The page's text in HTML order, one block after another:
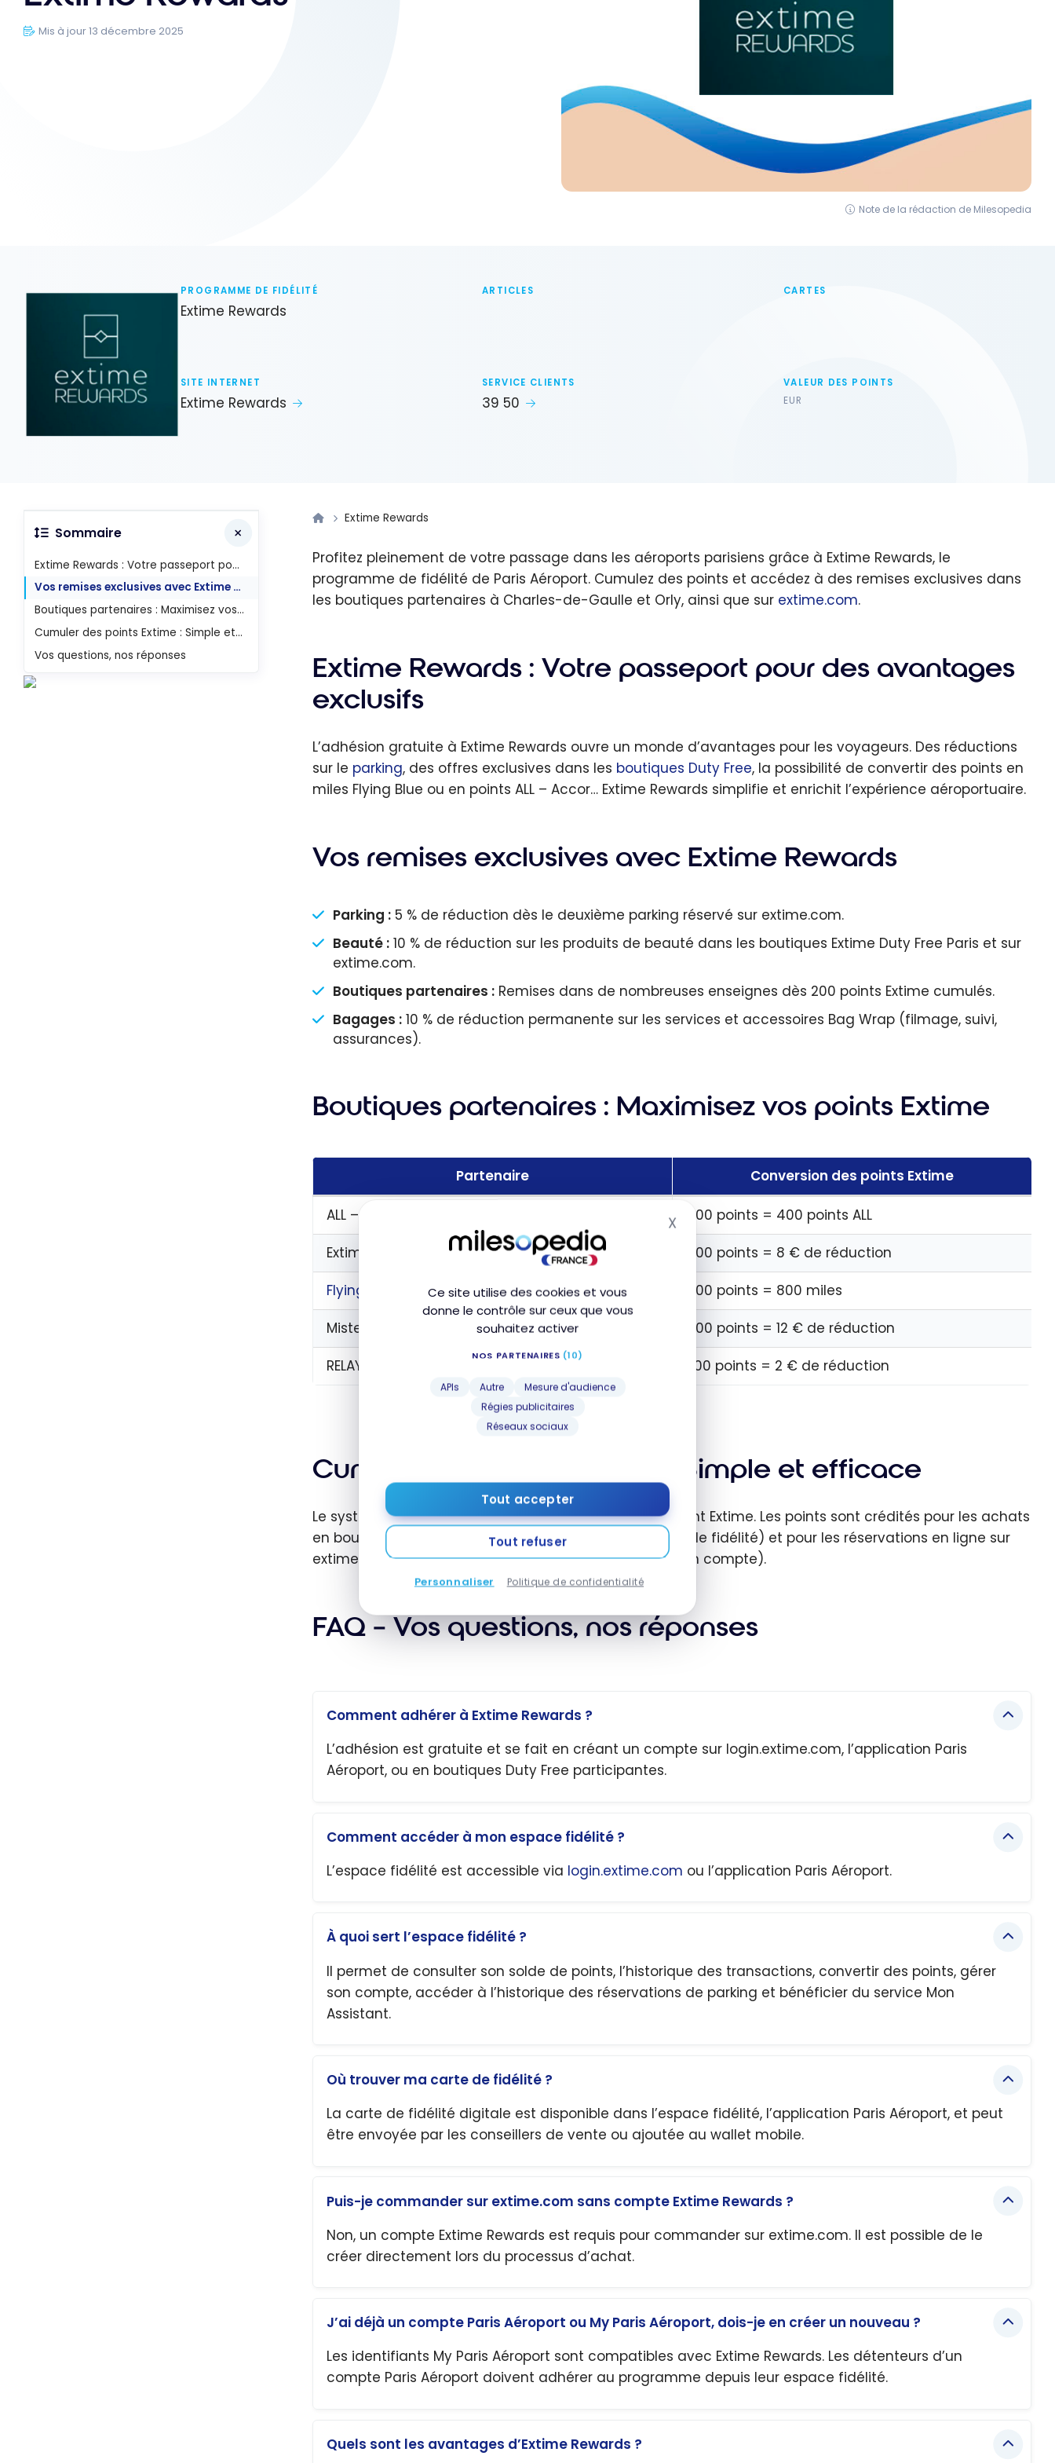
Ce site utilise des cookies et vous
donne le contrôle sur ceux que vous
souhaitez activer
NOS PARTENAIRES (10)
APIs Autre
Mesure d'audience
Régies publicitaires
Réseaux sociaux
Tout accepter
Tout refuser
Personnaliser Politique de confidentialité
XMasquer le bandeau des cookies
Mis à jour 13 décembre 2025
Note de la rédaction de Milesopedia
PROGRAMME DE FIDÉLITÉ
Extime Rewards
ARTICLES CARTES
SITE INTERNET
Extime Rewards
SERVICE CLIENTS
39 50
VALEUR DES POINTS
EUR
Extime Rewards
Profitez pleinement de votre passage dans les aéroports parisiens grâce à Extime Rewards, le
programme de fidélité de Paris Aéroport. Cumulez des points et accédez à des remises exclusives dans
les boutiques partenaires à Charles-de-Gaulle et Orly, ainsi que sur extime.com.
Extime Rewards : Votre passeport pour des avantages
exclusifs
L’adhésion gratuite à Extime Rewards ouvre un monde d’avantages pour les voyageurs. Des réductions
sur le parking, des offres exclusives dans les boutiques Duty Free, la possibilité de convertir des points en
miles Flying Blue ou en points ALL – Accor… Extime Rewards simplifie et enrichit l’expérience aéroportuaire.
Vos remises exclusives avec Extime Rewards
Parking :5 % de réduction dès le deuxième parking réservé sur extime.com.
Beauté :10 % de réduction sur les produits de beauté dans les boutiques Extime Duty Free Paris et sur
extime.com.
Boutiques partenaires :Remises dans de nombreuses enseignes dès 200 points Extime cumulés.
Bagages :10 % de réduction permanente sur les services et accessoires Bag Wrap (filmage, suivi,
assurances).
Boutiques partenaires : Maximisez vos points Extime
Partenaire Conversion des points Extime
ALL – Accor Hôtels
400 points = 400 points ALL
Extime Duty Free Paris
400 points = 8 € de réduction
Flying Blue
400 points = 800 miles
MisterFly
400 points = 12 € de réduction
RELAY
200 points = 2 € de réduction
Cumuler des points Extime : Simple et efficace
Le système de cumul est simple : 1 € HT dépensé = 1 point Extime. Les points sont crédités pour les achats
en boutiques partenaires (sur présentation de la carte de fidélité) et pour les réservations en ligne sur
extime.com et parisaeroport.fr (en étant connecté à son compte).
FAQ – Vos questions, nos réponses
Comment adhérer à Extime Rewards ?
L’adhésion est gratuite et se fait en créant un compte sur login.extime.com, l’application Paris
Aéroport, ou en boutiques Duty Free participantes.
Comment accéder à mon espace fidélité ?
L’espace fidélité est accessible via login.extime.com ou l’application Paris Aéroport.
À quoi sert l’espace fidélité ?
Il permet de consulter son solde de points, l’historique des transactions, convertir des points, gérer
son compte, accéder à l’historique des réservations de parking et bénéficier du service Mon
Assistant.
Où trouver ma carte de fidélité ?
La carte de fidélité digitale est disponible dans l’espace fidélité, l’application Paris Aéroport, et peut
être envoyée par les conseillers de vente ou ajoutée au wallet mobile.
Puis-je commander sur extime.com sans compte Extime Rewards ?
Non, un compte Extime Rewards est requis pour commander sur extime.com. Il est possible de le
créer directement lors du processus d’achat.
J’ai déjà un compte Paris Aéroport ou My Paris Aéroport, dois-je en créer un nouveau ?
Les identifiants My Paris Aéroport sont compatibles avec Extime Rewards. Les détenteurs d’un
compte Paris Aéroport doivent adhérer au programme depuis leur espace fidélité.
Quels sont les avantages d’Extime Rewards ?
Sommaire
Extime Rewards : Votre passeport pour des avantages exclusifs
Vos remises exclusives avec Extime Rewards
Boutiques partenaires : Maximisez vos points Extime
Cumuler des points Extime : Simple et efficace
Vos questions, nos réponses